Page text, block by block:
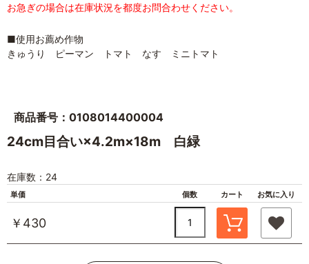
お急ぎの場合は在庫状況を都度お問合わせください。
■使用お薦め作物
きゅうり ピーマン トマト なす ミニトマト
商品番号：0108014400004
24cm目合い×4.2m×18m 白緑
在庫数：24
単価 個数 カート お気に入り
￥430